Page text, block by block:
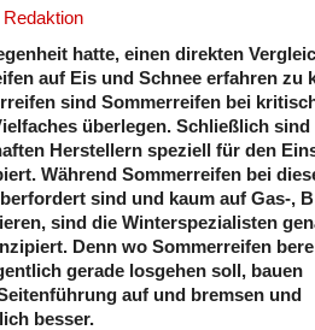
Redaktion
hatte, einen direkten
auf Eis und Schnee erfahren zu
sind Sommerreifen bei
überlegen. Schließlich sind
Herstellern speziell für den
Während Sommerreifen bei
sind und kaum auf Gas-,
sind die Winterspezialisten
Denn wo Sommerreifen
gerade losgehen soll, bauen
auf und bremsen und
besser.